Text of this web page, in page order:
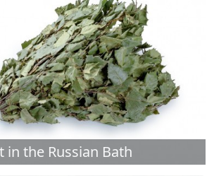
in the Russian Bath